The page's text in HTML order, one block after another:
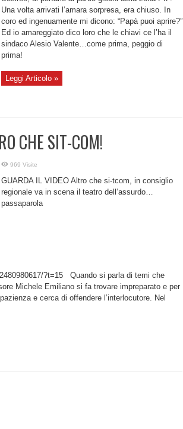
Una volta arrivati l’amara sorpresa, era chiuso. In
coro ed ingenuamente mi dicono: “Papà puoi aprire?”
Ed io amareggiato dico loro che le chiavi ce l’ha il
sindaco Alesio Valente…come prima, peggio di
prima!
Leggi Articolo »
CHE SIT-COM!
969 Visite
GUARDA IL VIDEO Altro che si-tcom, in consiglio
regionale va in scena il teatro dell’assurdo…
passaparola
?t=15 Quando si parla di temi che
Michele Emiliano si fa trovare impreparato e per
e cerca di offendere l’interlocutore. Nel